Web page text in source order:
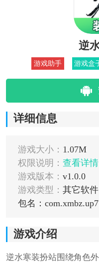
逆
游戏助手 游戏盒
详细信息
游戏大小： 1.07M
权限说明： 查看详情
游戏版本： v1.0.0
游戏类型： 其它软件
游戏介绍
逆水寒装扮站围绕角色